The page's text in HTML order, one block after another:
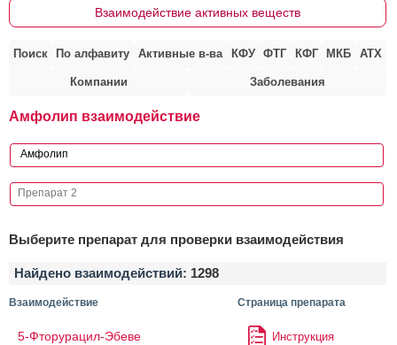
Взаимодействие активных веществ
Поиск По алфавиту Активные в-ва КФУ ФТГ КФГ МКБ АТХ
Компании Заболевания
Амфолип взаимодействие
Выберите препарат для проверки взаимодействия
Найдено взаимодействий: 1298
Взаимодействие Страница препарата
5-Фторурацил-Эбеве Инструкция